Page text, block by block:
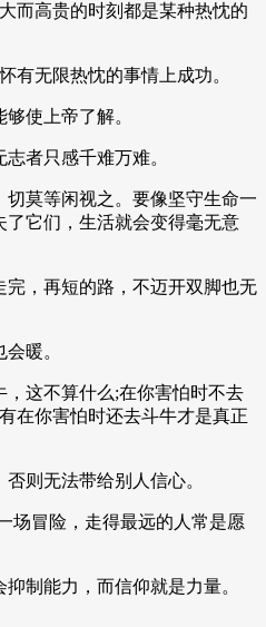
而高贵的时刻都是某种热忱的
有无限热忱的事情上成功。
使上帝了解。
者只感千难万难。
切莫等闲视之。要像坚守生命一
它们，生活就会变得毫无意
完，再短的路，不迈开双脚也无
暖。
，这不算什么;在你害怕时不去
在你害怕时还去斗牛才是真正
则无法带给别人信心。
场冒险，走得最远的人常是愿
制能力，而信仰就是力量。